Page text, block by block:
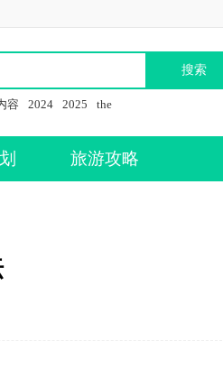
容 2024 2025 the
旅游攻略